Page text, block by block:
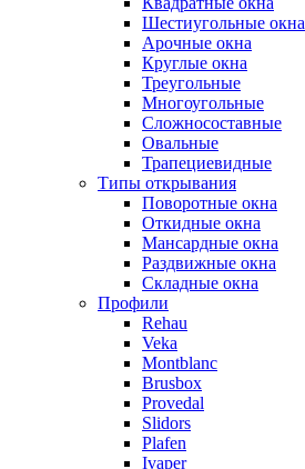
Шестиугольные окна
Арочные окна
Круглые окна
Треугольные
Многоугольные
Сложносоставные
Овальные
Трапециевидные
Типы открывания
Поворотные окна
Откидные окна
Мансардные окна
Раздвижные окна
Складные окна
Профили
Rehau
Veka
Montblanc
Brusbox
Provedal
Slidors
Plafen
Ivaper